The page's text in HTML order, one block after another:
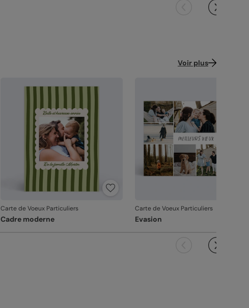
Voir plus
Carte de Voeux Particuliers
Cadre moderne
Carte de Voeux Particuliers
Evasion